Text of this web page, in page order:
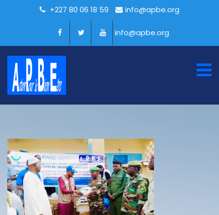
+227 80 06 18 59 info@apbe.org
info@apbe.org